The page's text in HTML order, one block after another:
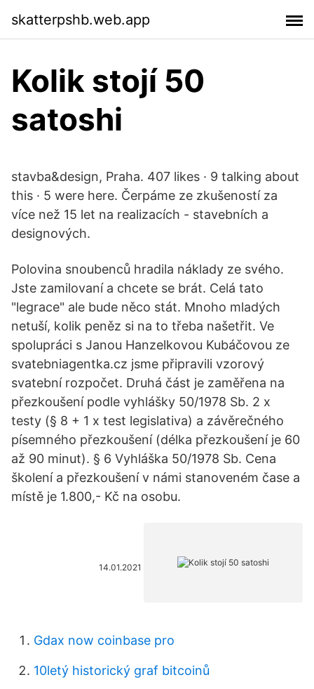
skatterpshb.web.app
Kolik stojí 50
satoshi
stavba&design, Praha. 407 likes · 9 talking about
this · 5 were here. Čerpáme ze zkušeností za
více než 15 let na realizacích - stavebních a
designových.
Polovina snoubenců hradila náklady ze svého.
Jste zamilovaní a chcete se brát. Celá tato
"legrace" ale bude něco stát. Mnoho mladých
netuší, kolik peněz si na to třeba našetřit. Ve
spolupráci s Janou Hanzelkovou Kubáčovou ze
svatebniagentka.cz jsme připravili vzorový
svatební rozpočet. Druhá část je zaměřena na
přezkoušení podle vyhlášky 50/1978 Sb. 2 x
testy (§ 8 + 1 x test legislativa) a závěrečného
písemného přezkoušení (délka přezkoušení je 60
až 90 minut). § 6 Vyhláška 50/1978 Sb. Cena
školení a přezkoušení v námi stanoveném čase a
místě je 1.800,- Kč na osobu.
14.01.2021
Gdax now coinbase pro
10letý historický graf bitcoinů